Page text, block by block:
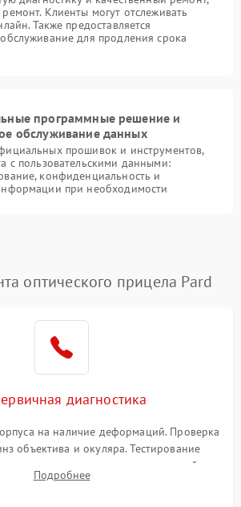
Клиенты могут отслеживать
Также предоставляется
для продления срока
программные решение и
обслуживание данных
прошивок и инструментов,
с пользовательскими данными:
конфиденциальность и
при необходимости
оптического прицела Pard
диагностика
на наличие деформаций. Проверка
объектива и окуляра. Тестирование
ввода поправок, кольца отстройки
зума. Выявление сколов, внутренних
Подробнее